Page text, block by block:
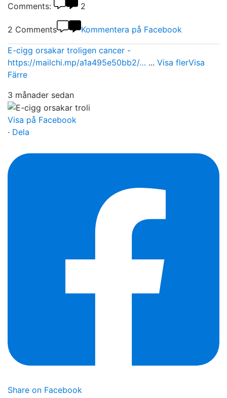
Comments:
2
2 Comments Kommentera på Facebook
E-cigg orsakar troligen cancer -
https://mailchi.mp/a1a495e50bb2/… ... Visa flerVisa
Färre
3 månader sedan
Visa på Facebook
· Dela
Share on Facebook